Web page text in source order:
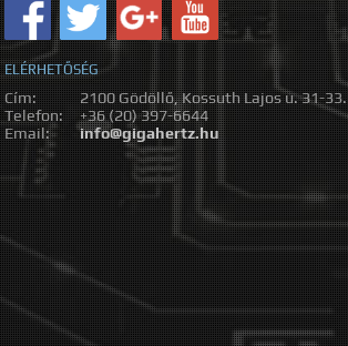
ELÉRHETŐSÉG
Cím:
2100 Gödöllő, Kossuth Lajos u. 31-33.
Telefon:
+36 (20) 397-6644
Email:
info@gigahertz.hu